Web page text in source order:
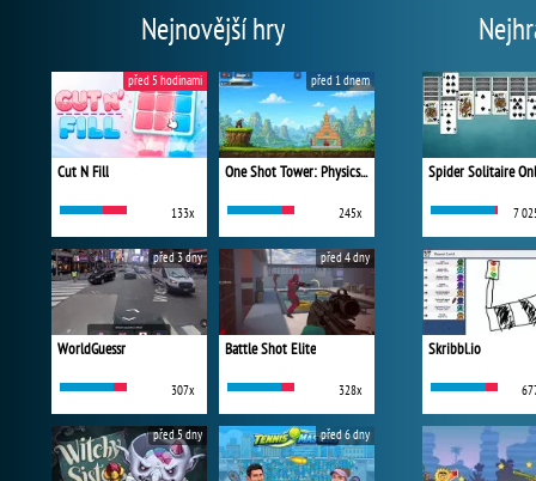
Nejnovější hry
Cut N Fill
133x
před 5 hodinami
One Shot Tower: Physics Destroyer
245x
před 1 dnem
WorldGuessr
307x
před 3 dny
Battle Shot Elite
328x
před 4 dny
před 5 dny před 6 dny
Spider Solitaire
7
Skribbl.io